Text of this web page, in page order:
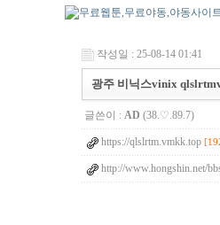
작성일 : 25-08-14 01:41
광주 비닉스vinix
글쓴이 : AD (38.♡.89.7)
https://qlslrtm.vmkk.top
http://www.hongshin.net/